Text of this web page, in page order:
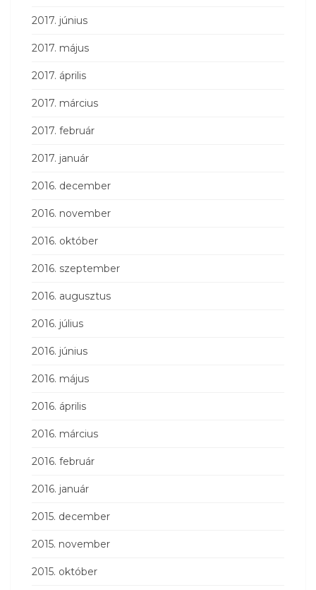
2017. június
2017. május
2017. április
2017. március
2017. február
2017. január
2016. december
2016. november
2016. október
2016. szeptember
2016. augusztus
2016. július
2016. június
2016. május
2016. április
2016. március
2016. február
2016. január
2015. december
2015. november
2015. október